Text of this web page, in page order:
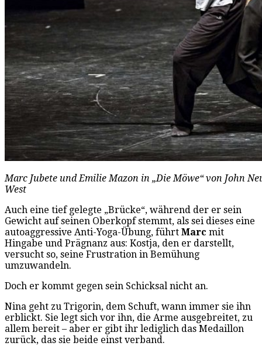
Marc Jubete und Emilie Mazon in „Die Möwe“ von John
West
Auch eine tief gelegte „Brücke“, während der er sein
Gewicht auf seinen Oberkopf stemmt, als sei dieses eine
autoaggressive Anti-Yoga-Übung, führt Marc mit
Hingabe und Prägnanz aus: Kostja, den er darstellt,
versucht so, seine Frustration in Bemühung
umzuwandeln.
Doch er kommt gegen sein Schicksal nicht an.
Nina geht zu Trigorin, dem Schuft, wann immer sie ihn
erblickt. Sie legt sich vor ihn, die Arme ausgebreitet, zu
allem bereit – aber er gibt ihr lediglich das Medaillon
zurück, das sie beide einst verband.